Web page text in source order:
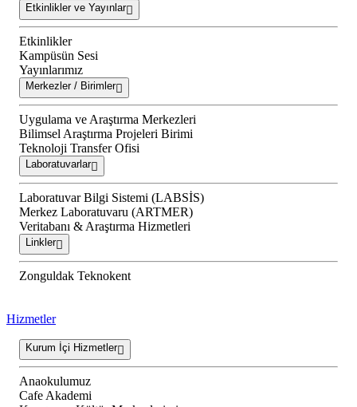
Etkinlikler ve Yayınlar
Etkinlikler
Kampüsün Sesi
Yayınlarımız
Merkezler / Birimler
Uygulama ve Araştırma Merkezleri
Bilimsel Araştırma Projeleri Birimi
Teknoloji Transfer Ofisi
Laboratuvarlar
Laboratuvar Bilgi Sistemi (LABSİS)
Merkez Laboratuvaru (ARTMER)
Veritabanı & Araştırma Hizmetleri
Linkler
Zonguldak Teknokent
Hizmetler
Kurum İçi Hizmetler
Anaokulumuz
Cafe Akademi